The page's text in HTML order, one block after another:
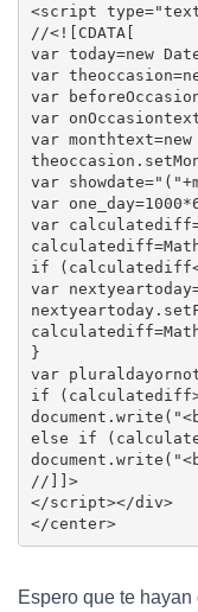
<script
//<![CDATA[
var today=new
var
var
var
var
var
var
var
if
var
}
var
if
else if
//]]>
</script></div>
</center>
Espero que te